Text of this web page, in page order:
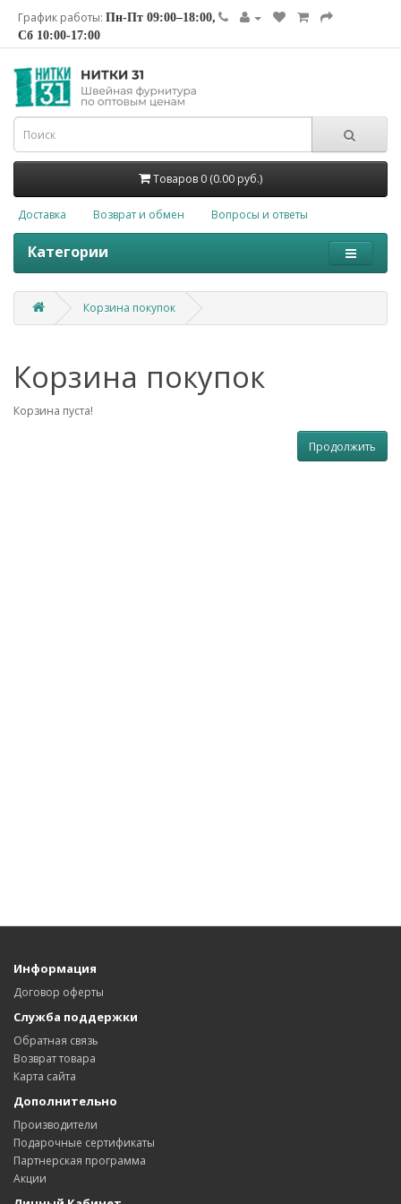
График работы: Пн-Пт 09:00–18:00,
Сб 10:00-17:00
Товаров 0 (0.00 руб.)
Доставка Возврат и обмен Вопросы и ответы
Категории
Корзина покупок
Корзина покупок
Корзина пуста!
Продолжить
Информация
Договор оферты
Служба поддержки
Обратная связь
Возврат товара
Карта сайта
Дополнительно
Производители
Подарочные сертификаты
Партнерская программа
Акции